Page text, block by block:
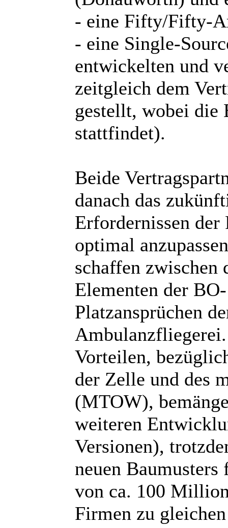
- eine Fifty/Fifty-
- eine Single-
entwickelten und
zeitgleich dem
gestellt, wobei die
stattfindet).
Beide
danach das
Erfordernissen
optimal
schaffen zwischen
Elementen der
Platzansprüchen
Vorteilen,
der Zelle und des
(MTOW),
weiteren
Versionen),
neuen
von ca. 100
Firmen zu